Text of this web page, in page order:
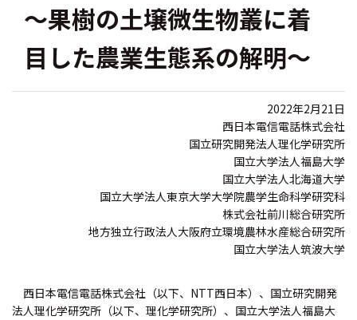
～果樹の土壌微生物叢に着
目した農業生態系の解明～
2022年2月21日
西日本電信電話株式会社
国立研究開発法人理化学研究所
国立大学法人福島大学
国立大学法人北海道大学
国立大学法人東京大学大学院農学生命科学研究科
株式会社前川総合研究所
地方独立行政法人大阪府立環境農林水産総合研究所
国立大学法人筑波大学
西日本電信電話株式会社（以下、NTT西日本）、国立研究開発
法人理化学研究所（以下、理化学研究所）、国立大学法人福島大